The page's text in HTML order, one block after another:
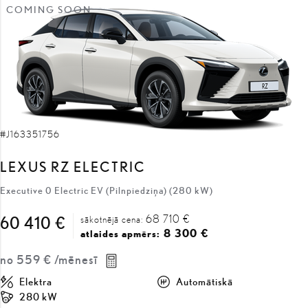
COMING SOON
#J163351756
LEXUS RZ ELECTRIC
Executive 0 Electric EV (Pilnpiedziņa) (280 kW)
60 410 € sākotnējā cena: 68 710 €
atlaides apmērs: 8 300 €
no 559 € /mēnesī
Elektra
Automātiskā
280 kW